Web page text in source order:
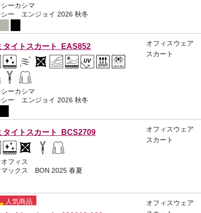
ーカシマ
シー エンジョイ 2026 秋冬
タイトスカート EAS852
ーカシマ
シー エンジョイ 2026 秋冬
オフィスウェア
スカート
タイトスカート BCS2709
フィス
マックス BON 2025 春夏
オフィスウェア
スカート
人気商品
オフィスウェア